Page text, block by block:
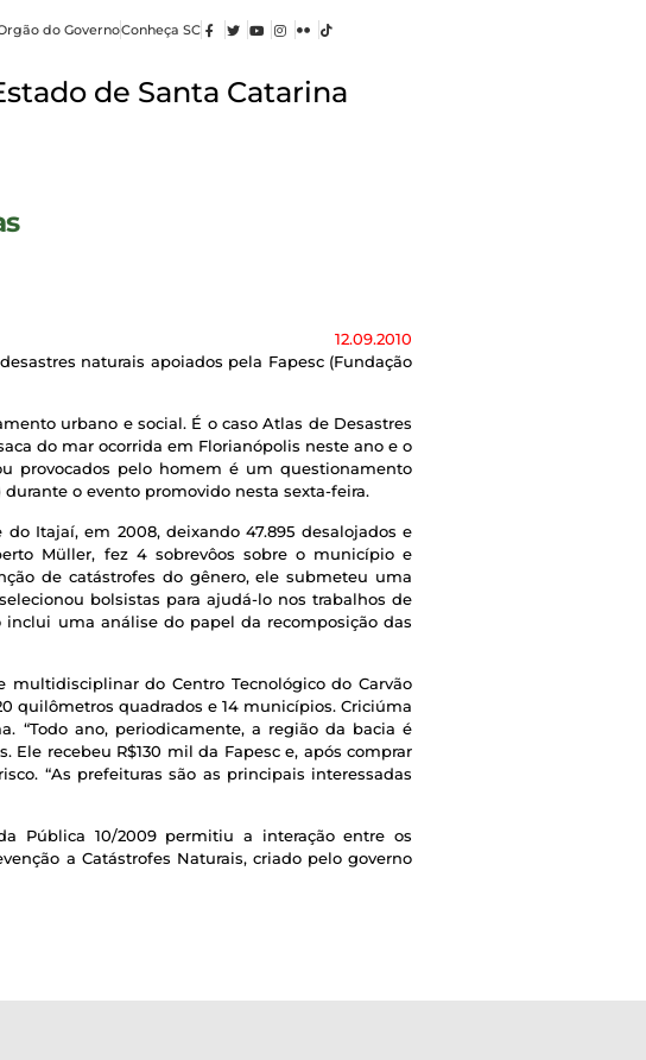
do GovernoConheça SC
de Santa Catarina
12.09.2010
naturais apoiados pela Fapesc (Fundação
urbano e social. É o caso Atlas de Desastres
do mar ocorrida em Florianópolis neste ano e o
provocados pelo homem é um questionamento
o evento promovido nesta sexta-feira.
Itajaí, em 2008, deixando 47.895 desalojados e
Müller, fez 4 sobrevôos sobre o município e
de catástrofes do gênero, ele submeteu uma
bolsistas para ajudá-lo nos trabalhos de
inclui uma análise do papel da recomposição das
do Centro Tecnológico do Carvão
quilômetros quadrados e 14 municípios. Criciúma
“Todo ano, periodicamente, a região da bacia é
Ele recebeu R$130 mil da Fapesc e, após comprar
“As prefeituras são as principais interessadas
Pública 10/2009 permitiu a interação entre os
a Catástrofes Naturais, criado pelo governo